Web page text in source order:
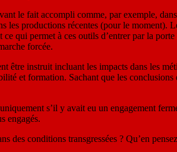
le fait accompli comme, par exemple,
les productions récentes (pour le moment).
qui permet à ces outils d’entrer par la
forcée.
être instruit incluant les impacts dans les
et formation. Sachant que les
s’il y avait eu un engagement
engagés.
des conditions transgressées ? Qu’en